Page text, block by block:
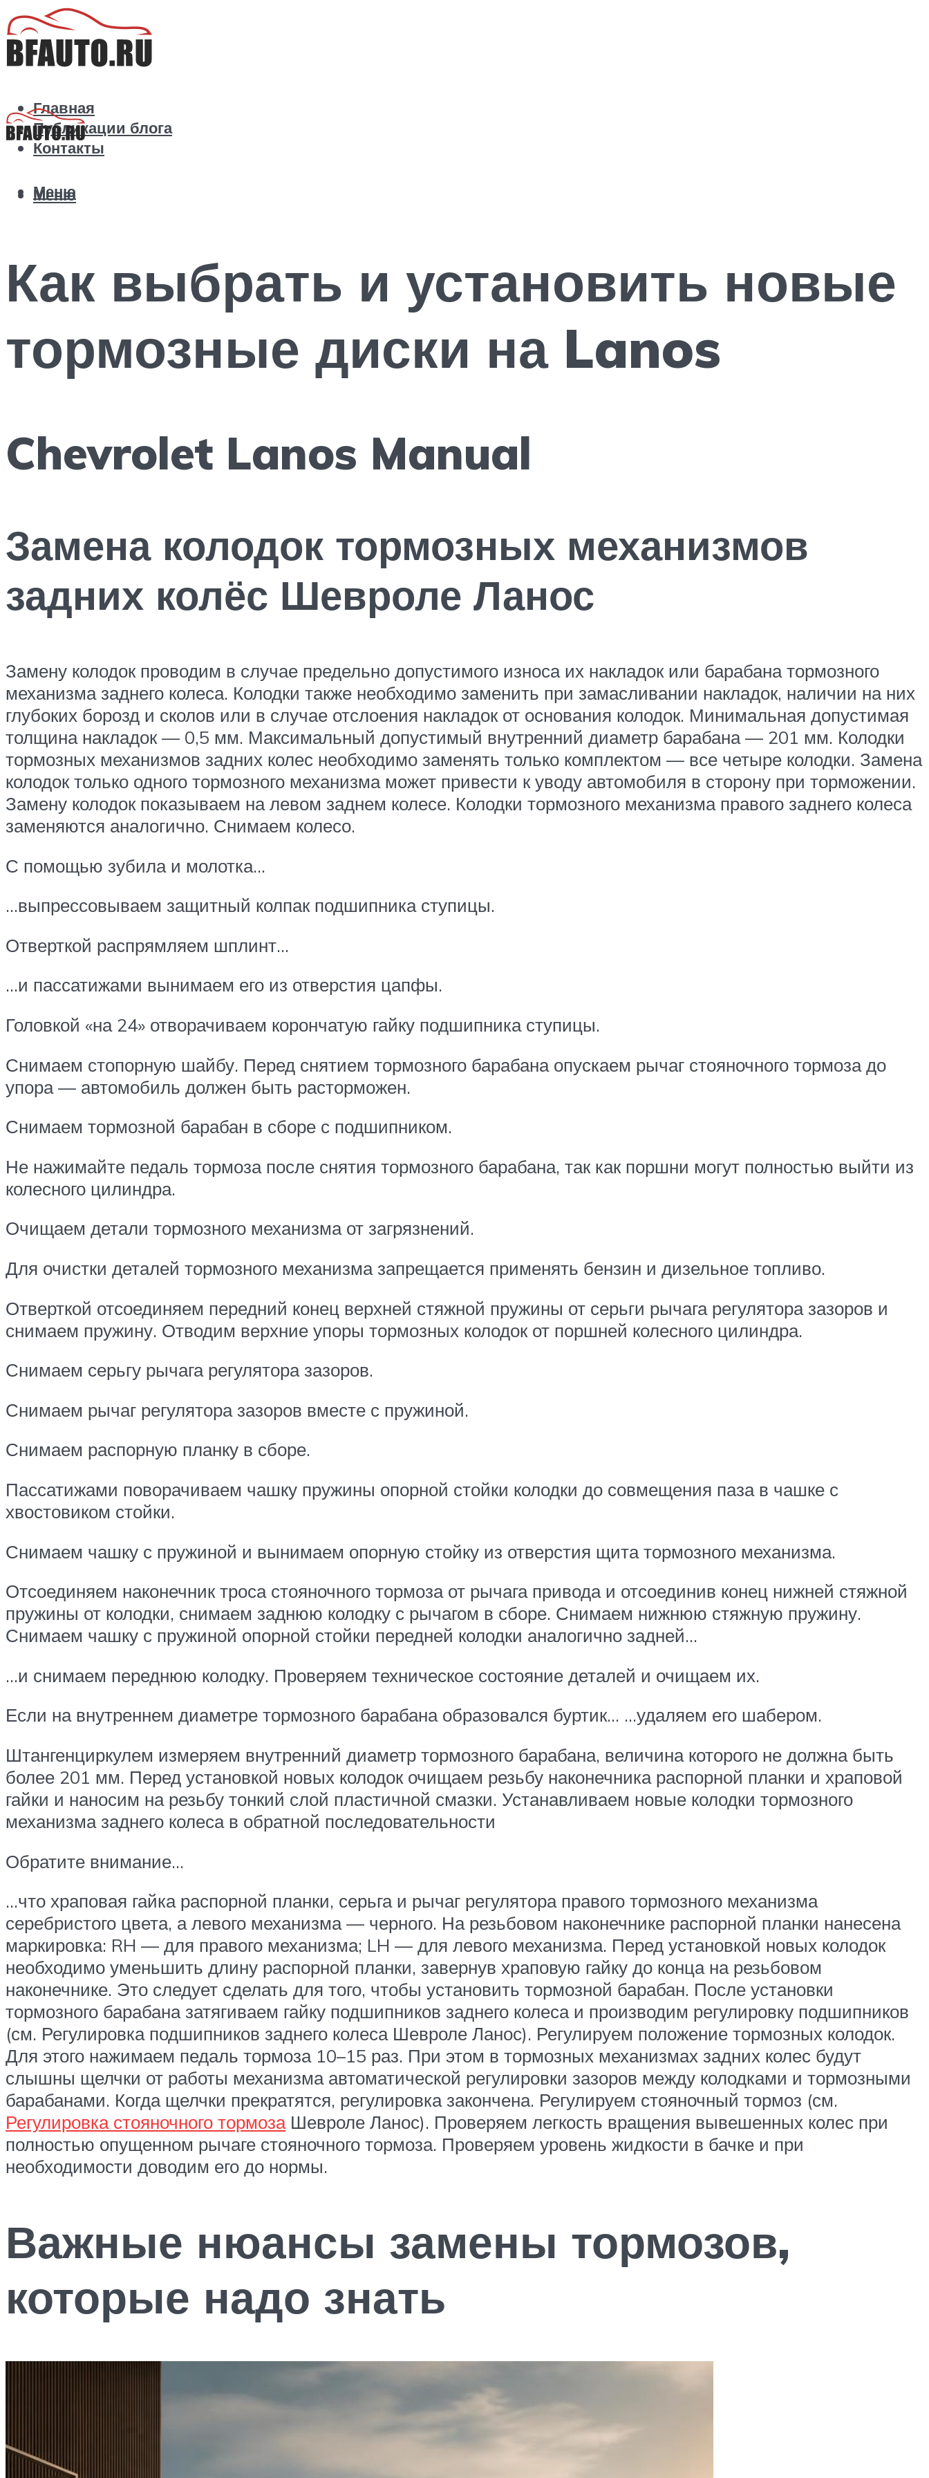
Главная
Публикации блога
Контакты
Меню
Меню
Как выбрать и установить новые
тормозные диски на Lanos
Chevrolet Lanos Manual
Замена колодок тормозных механизмов
задних колёс Шевроле Ланос
Замену колодок проводим в случае предельно допустимого износа их накладок или барабана тормозного
механизма заднего колеса. Колодки также необходимо заменить при замасливании накладок, наличии на них
глубоких борозд и сколов или в случае отслоения накладок от основания колодок. Минимальная допустимая
толщина накладок — 0,5 мм. Максимальный допустимый внутренний диаметр барабана — 201 мм. Колодки
тормозных механизмов задних колес необходимо заменять только комплектом — все четыре колодки. Замена
колодок только одного тормозного механизма может привести к уводу автомобиля в сторону при торможении.
Замену колодок показываем на левом заднем колесе. Колодки тормозного механизма правого заднего колеса
заменяются аналогично. Снимаем колесо.
С помощью зубила и молотка…
…выпрессовываем защитный колпак подшипника ступицы.
Отверткой распрямляем шплинт…
…и пассатижами вынимаем его из отверстия цапфы.
Головкой «на 24» отворачиваем корончатую гайку подшипника ступицы.
Снимаем стопорную шайбу. Перед снятием тормозного барабана опускаем рычаг стояночного тормоза до
упора — автомобиль должен быть расторможен.
Снимаем тормозной барабан в сборе с подшипником.
Не нажимайте педаль тормоза после снятия тормозного барабана, так как поршни могут полностью выйти из
колесного цилиндра.
Очищаем детали тормозного механизма от загрязнений.
Для очистки деталей тормозного механизма запрещается применять бензин и дизельное топливо.
Отверткой отсоединяем передний конец верхней стяжной пружины от серьги рычага регулятора зазоров и
снимаем пружину. Отводим верхние упоры тормозных колодок от поршней колесного цилиндра.
Снимаем серьгу рычага регулятора зазоров.
Снимаем рычаг регулятора зазоров вместе с пружиной.
Снимаем распорную планку в сборе.
Пассатижами поворачиваем чашку пружины опорной стойки колодки до совмещения паза в чашке с
хвостовиком стойки.
Снимаем чашку с пружиной и вынимаем опорную стойку из отверстия щита тормозного механизма.
Отсоединяем наконечник троса стояночного тормоза от рычага привода и отсоединив конец нижней стяжной
пружины от колодки, снимаем заднюю колодку с рычагом в сборе. Снимаем нижнюю стяжную пружину.
Снимаем чашку с пружиной опорной стойки передней колодки аналогично задней…
…и снимаем переднюю колодку. Проверяем техническое состояние деталей и очищаем их.
Если на внутреннем диаметре тормозного барабана образовался буртик… …удаляем его шабером.
Штангенциркулем измеряем внутренний диаметр тормозного барабана, величина которого не должна быть
более 201 мм. Перед установкой новых колодок очищаем резьбу наконечника распорной планки и храповой
гайки и наносим на резьбу тонкий слой пластичной смазки. Устанавливаем новые колодки тормозного
механизма заднего колеса в обратной последовательности
Обратите внимание…
…что храповая гайка распорной планки, серьга и рычаг регулятора правого тормозного механизма
серебристого цвета, а левого механизма — черного. На резьбовом наконечнике распорной планки нанесена
маркировка: RH — для правого механизма; LH — для левого механизма. Перед установкой новых колодок
необходимо уменьшить длину распорной планки, завернув храповую гайку до конца на резьбовом
наконечнике. Это следует сделать для того, чтобы установить тормозной барабан. После установки
тормозного барабана затягиваем гайку подшипников заднего колеса и производим регулировку подшипников
(см. Регулировка подшипников заднего колеса Шевроле Ланос). Регулируем положение тормозных колодок.
Для этого нажимаем педаль тормоза 10–15 раз. При этом в тормозных механизмах задних колес будут
слышны щелчки от работы механизма автоматической регулировки зазоров между колодками и тормозными
барабанами. Когда щелчки прекратятся, регулировка закончена. Регулируем стояночный тормоз (см.
Регулировка стояночного тормозаШевроле Ланос). Проверяем легкость вращения вывешенных колес при
полностью опущенном рычаге стояночного тормоза. Проверяем уровень жидкости в бачке и при
необходимости доводим его до нормы.
Важные нюансы замены тормозов,
которые надо знать